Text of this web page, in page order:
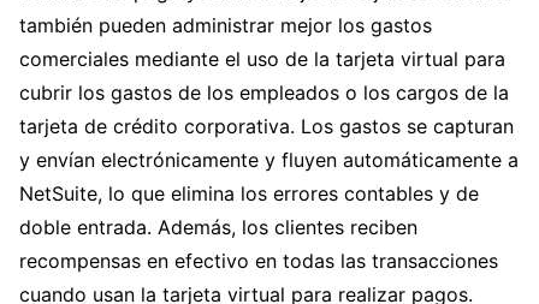
también pueden administrar mejor los gastos
comerciales mediante el uso de la tarjeta virtual para
cubrir los gastos de los empleados o los cargos de la
tarjeta de crédito corporativa. Los gastos se capturan
y envían electrónicamente y fluyen automáticamente a
NetSuite, lo que elimina los errores contables y de
doble entrada. Además, los clientes reciben
recompensas en efectivo en todas las transacciones
cuando usan la tarjeta virtual para realizar pagos.